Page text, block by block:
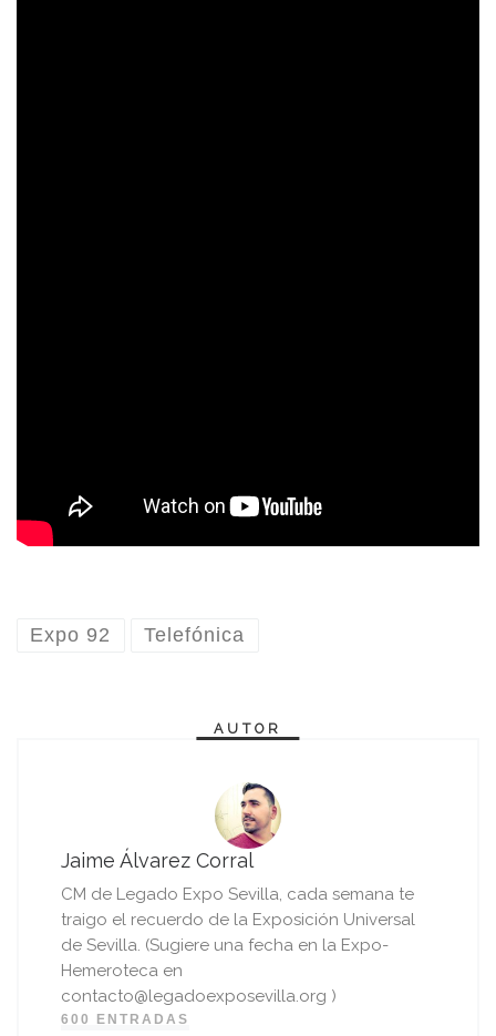
Expo 92 Telefónica
AUTOR
Jaime Álvarez Corral
CM de Legado Expo Sevilla, cada semana te
traigo el recuerdo de la Exposición Universal
de Sevilla. (Sugiere una fecha en la Expo-
Hemeroteca en
contacto@legadoexposevilla.org )
600 ENTRADAS